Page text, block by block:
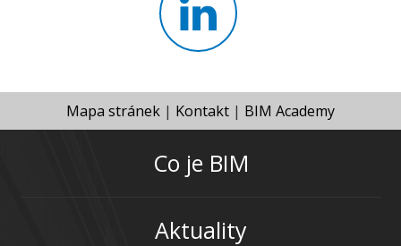
Mapa stránek | Kontakt | BIM Academy
Co je BIM
Aktuality